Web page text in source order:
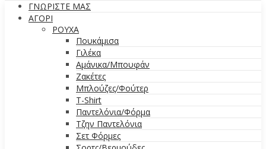
ΓΝΩΡΙΣΤΕ ΜΑΣ
ΑΓΟΡΙ
ΡΟΥΧΑ
Πουκάμισα
Γιλέκα
Αμάνικα/Μπουφάν
Ζακέτες
Μπλούζες/Φούτερ
T-Shirt
Παντελόνια/Φόρμα
Τζην Παντελόνια
Σετ Φόρμες